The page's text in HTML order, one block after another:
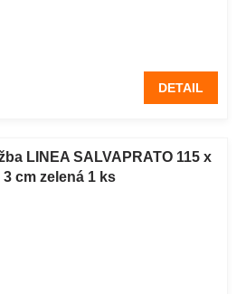
DETAIL
LINEA SALVAPRATO 115 x
3 cm zelená 1 ks